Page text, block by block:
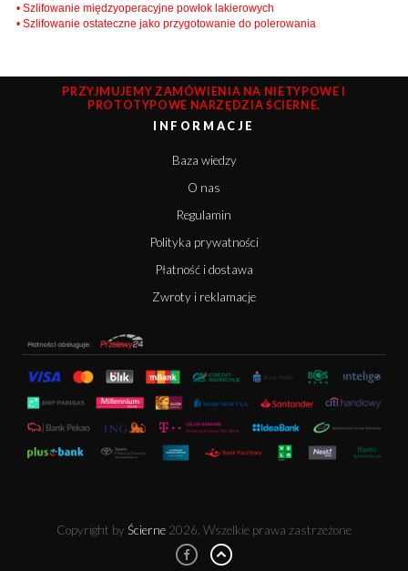
• Szlifowanie międzyoperacyjne powłok lakierowych
• Szlifowanie ostateczne jako przygotowanie do polerowania
PRZYJMUJEMY ZAMÓWIENIA NA NIETYPOWE I
PROTOTYPOWE NARZĘDZIA ŚCIERNE.
INFORMACJE
Baza wiedzy
O nas
Regulamin
Polityka prywatności
Płatność i dostawa
Zwroty i reklamacje
Copyright by Ścierne 2026, Wszelkie prawa zastrzeżone